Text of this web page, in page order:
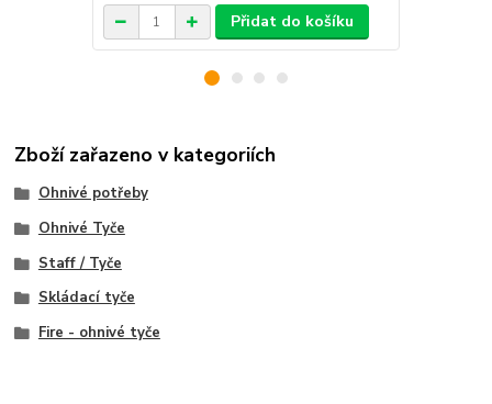
Přidat do košíku
Zboží zařazeno v kategoriích
Ohnivé potřeby
Ohnivé Tyče
Staff / Tyče
Skládací tyče
Fire - ohnivé tyče